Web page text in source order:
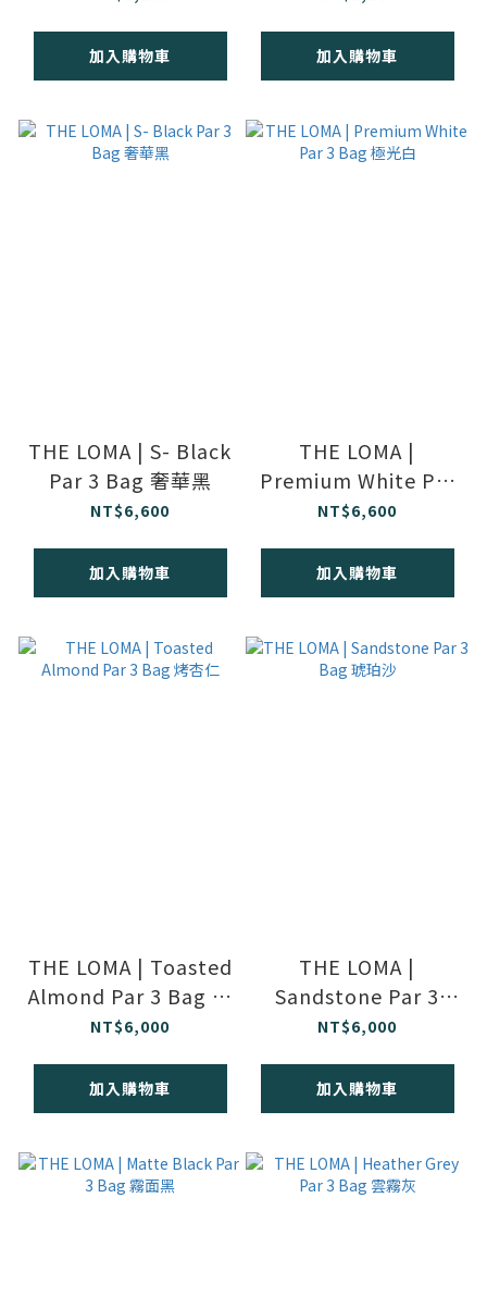
加入購物車 加入購物車
THE LOMA | S- Black
Par 3 Bag 奢華黑
NT$6,600
加入購物車
THE LOMA |
Premium White Par
3 Bag 極光白
NT$6,600
加入購物車
THE LOMA | Toasted
Almond Par 3 Bag 烤
杏仁
NT$6,000
加入購物車
THE LOMA |
Sandstone Par 3
Bag 琥珀沙
NT$6,000
加入購物車